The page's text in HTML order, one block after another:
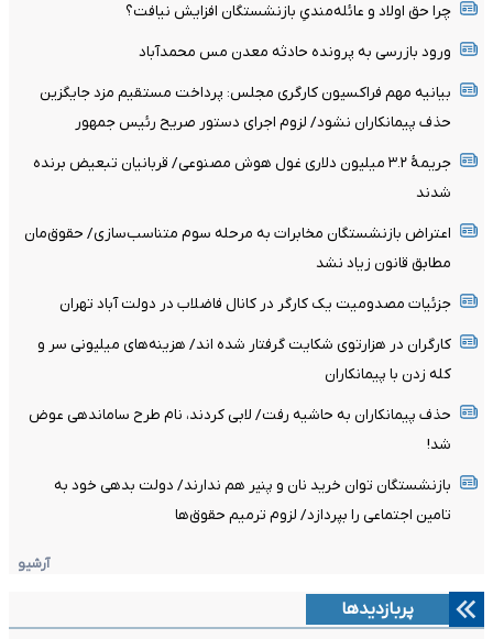
چرا حق اولاد و عائله‌مندیِ بازنشستگان افزایش نیافت؟
ورود بازرسی به پرونده حادثه معدن مس محمدآباد
بیانیه مهم فراکسیون کارگری مجلس: پرداخت مستقیم مزد جایگزین
حذف پیمانکاران نشود/ لزوم اجرای دستور صریح رئیس جمهور
جریمۀ ۳.۲ میلیون دلاری غول هوش مصنوعی/ قربانیان تبعیض برنده
شدند
اعتراض بازنشستگان مخابرات به مرحله سوم متناسب‌سازی/ حقوق‌مان
مطابق قانون زیاد نشد
جزئیات مصدومیت یک کارگر در کانال فاضلاب در دولت آباد تهران
کارگران در هزارتوی شکایت گرفتار شده اند/ هزینه‌های میلیونی سر و
کله زدن با پیمانکاران
حذف پیمانکاران به حاشیه رفت/ لابی کردند، نام طرح ساماندهی عوض
شد!
بازنشستگان توان خرید نان و پنیر هم ندارند/ دولت بدهی خود به
تامین اجتماعی را بپردازد/ لزوم ترمیم حقوق‌ها
آرشیو
پربازدیدها